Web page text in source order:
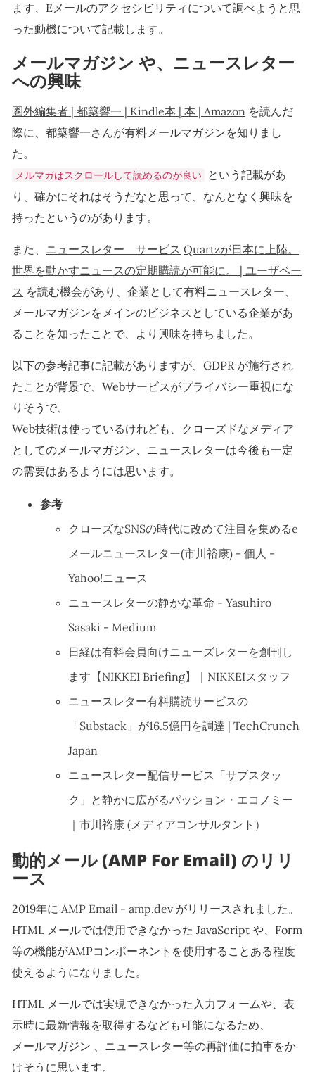
ます、Eメールのアクセシビリティについて調べようと思
った動機について記載します。
メールマガジン や、ニュースレター
への興味
圏外編集者 | 都築響一 | Kindle本 | 本 | Amazon を読んだ
際に、都築響一さんが有料メールマガジンを知りまし
た。
メルマガはスクロールして読めるのが良い
という記載があ
り、確かにそれはそうだなと思って、なんとなく興味を
持ったというのがあります。
また、 ニュースレター サービス Quartzが日本に上陸。
世界を動かすニュースの定期購読が可能に。 | ユーザベー
ス を読む機会があり、企業として有料ニュースレター、
メールマガジンをメインのビジネスとしている企業があ
ることを知ったことで、より興味を持ちました。
以下の参考記事に記載がありますが、GDPR が施行され
たことが背景で、Webサービスがプライバシー重視にな
りそうで、
Web技術は使っているけれども、クローズドなメディア
としてのメールマガジン、ニュースレターは今後も一定
の需要はあるようには思います。
参考
クローズなSNSの時代に改めて注目を集めるe
メールニュースレター(市川裕康) - 個人 -
Yahoo!ニュース
ニュースレターの静かな革命 - Yasuhiro
Sasaki - Medium
日経は有料会員向けニューズレターを創刊し
ます【NIKKEI Briefing】｜NIKKEIスタッフ
ニュースレター有料購読サービスの
「Substack」が16.5億円を調達 | TechCrunch
Japan
ニュースレター配信サービス「サブスタッ
ク」と静かに広がるパッション・エコノミー
｜市川裕康 (メディアコンサルタント）
動的メール (AMP For Email) のリリ
ース
2019年に AMP Email - amp.dev がリリースされました。
HTML メールでは使用できなかった JavaScript や、Form
等の機能がAMPコンポーネントを使用することある程度
使えるようになりました。
HTML メールでは実現できなかった入力フォームや、表
示時に最新情報を取得するなども可能になるため、
メールマガジン 、ニュースレター等の再評価に拍車をか
けそうに思います。